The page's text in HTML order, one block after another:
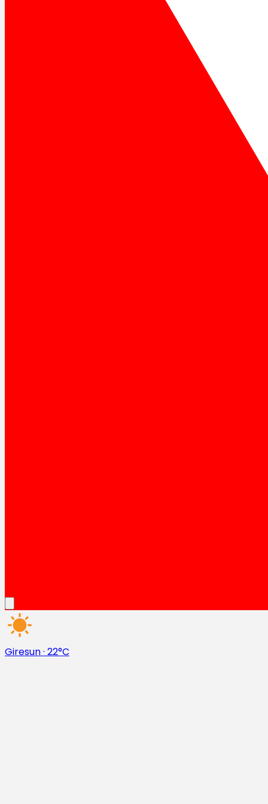
Giresun· 22°C